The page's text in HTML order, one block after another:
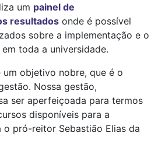
um painel de
resultados onde é possível
sobre a implementação e o
toda a universidade.
objetivo nobre, que é o
Nossa gestão,
ser aperfeiçoada para termos
disponíveis para a
o pró-reitor Sebastião Elias da